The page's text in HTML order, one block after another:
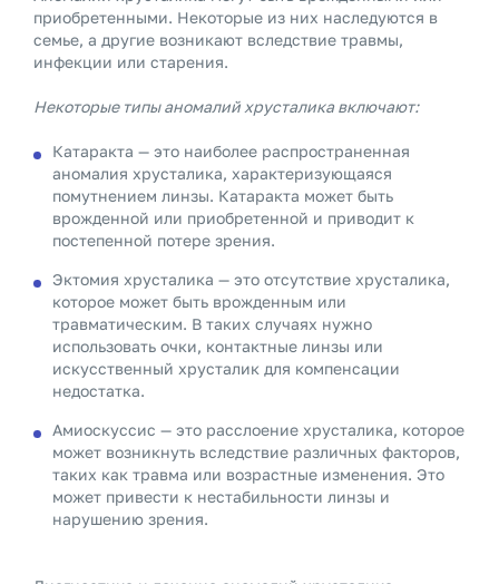
приобретенными. Некоторые из них наследуются в
семье, а другие возникают вследствие травмы,
инфекции или старения.
Некоторые типы аномалий хрусталика включают:
Катаракта — это наиболее распространенная
аномалия хрусталика, характеризующаяся
помутнением линзы. Катаракта может быть
врожденной или приобретенной и приводит к
постепенной потере зрения.
Эктомия хрусталика — это отсутствие хрусталика,
которое может быть врожденным или
травматическим. В таких случаях нужно
использовать очки, контактные линзы или
искусственный хрусталик для компенсации
недостатка.
Амиоскуссис — это расслоение хрусталика, которое
может возникнуть вследствие различных факторов,
таких как травма или возрастные изменения. Это
может привести к нестабильности линзы и
нарушению зрения.